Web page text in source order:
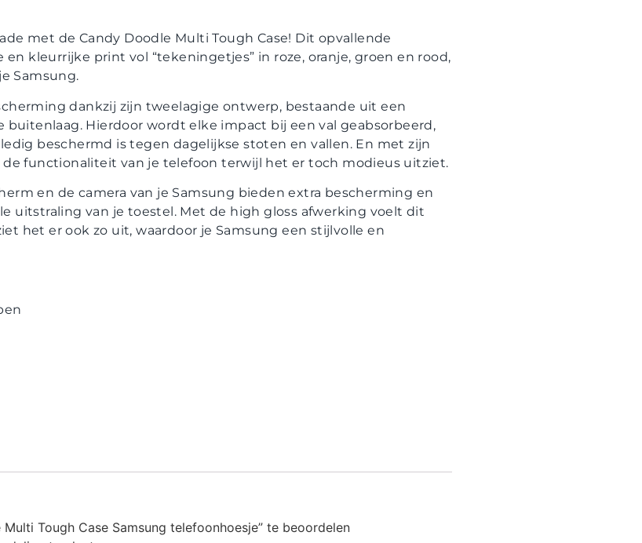
met de Candy Doodle Multi Tough Case! Dit opvallende
kleurrijke print vol “tekeningetjes” in roze, oranje, groen en rood,
Samsung.
dankzij zijn tweelagige ontwerp, bestaande uit een
buitenlaag. Hierdoor wordt elke impact bij een val geabsorbeerd,
beschermd is tegen dagelijkse stoten en vallen. En met zijn
functionaliteit van je telefoon terwijl het er toch modieus uitziet.
en de camera van je Samsung bieden extra bescherming en
uitstraling van je toestel. Met de high gloss afwerking voelt dit
het er ook zo uit, waardoor je Samsung een stijlvolle en
Tough Case Samsung telefoonhoesje” te beoordelen